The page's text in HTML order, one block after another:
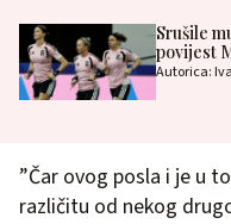
Srušile
povijest
Autorica:
”Čar ovog posla i je u
različitu od nekog